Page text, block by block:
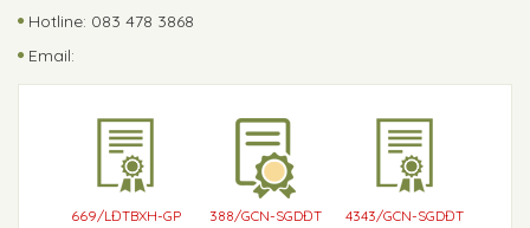
Hotline: 083 478 3868
Email:
669/LĐTBXH-GP
388/GCN-SGDĐT
4343/GCN-SGDĐT